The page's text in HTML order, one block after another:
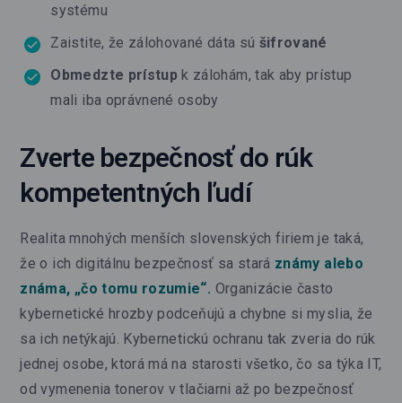
systému
Zaistite, že zálohované dáta sú šifrované
Obmedzte prístup k zálohám, tak aby prístup
mali iba oprávnené osoby
Zverte bezpečnosť do rúk
kompetentných ľudí
Realita mnohých menších slovenských firiem je taká,
že o ich digitálnu bezpečnosť sa stará známy alebo
známa, „čo tomu rozumie“. Organizácie často
kybernetické hrozby podceňujú a chybne si myslia, že
sa ich netýkajú. Kybernetickú ochranu tak zveria do rúk
jednej osobe, ktorá má na starosti všetko, čo sa týka IT,
od vymenenia tonerov v tlačiarni až po bezpečnosť